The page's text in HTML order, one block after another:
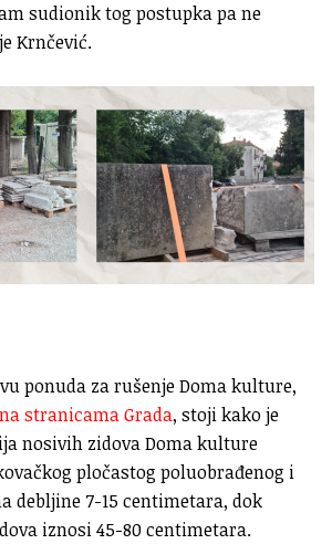
sudionik tog postupka pa ne
Krnčević.
ponuda za rušenje Doma kulture,
na stranicama Grada, stoji kako je
nosivih zidova Doma kulture
pločastog poluobrađenog i
debljine 7-15 centimetara, dok
iznosi 45-80 centimetara.